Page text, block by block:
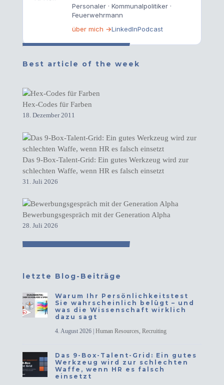
Personaler · Kommunalpolitiker ·
Feuerwehrmann
über mich →LinkedInPodcast
Best article of the week
Hex-Codes für Farben
18. Dezember 2011
Das 9-Box-Talent-Grid: Ein gutes Werkzeug wird zur
schlechten Waffe, wenn HR es falsch einsetzt
31. Juli 2026
Bewerbungsgespräch mit der Generation Alpha
28. Juli 2026
letzte Blog-Beiträge
Warum Ihr Persönlichkeitstest
Sie wahrscheinlich belügt – und
was die Wissenschaft wirklich
dazu sagt
4. August 2026| Human Resources, Recruiting
Das 9-Box-Talent-Grid: Ein gutes
Werkzeug wird zur schlechten
Waffe, wenn HR es falsch
einsetzt